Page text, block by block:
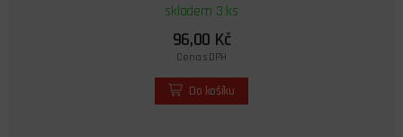
skladem 3 ks
96,00 Kč
Cena s DPH
Do košíku